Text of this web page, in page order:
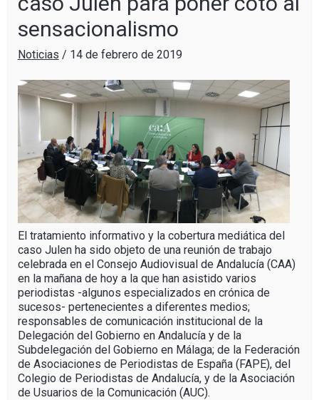
sensacionalismo
Noticias / 14 de febrero de 2019
El tratamiento informativo y la cobertura mediática del
caso Julen ha sido objeto de una reunión de trabajo
celebrada en el Consejo Audiovisual de Andalucía (CAA)
en la mañana de hoy a la que han asistido varios
periodistas -algunos especializados en crónica de
sucesos- pertenecientes a diferentes medios;
responsables de comunicación institucional de la
Delegación del Gobierno en Andalucía y de la
Subdelegación del Gobierno en Málaga; de la Federación
de Asociaciones de Periodistas de España (FAPE), del
Colegio de Periodistas de Andalucía, y de la Asociación
de Usuarios de la Comunicación (AUC).